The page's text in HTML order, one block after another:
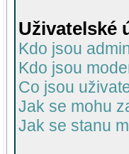
Uživatelské
Kdo jsou
Kdo jsou
Co jsou
Jak se mohu
Jak se stanu